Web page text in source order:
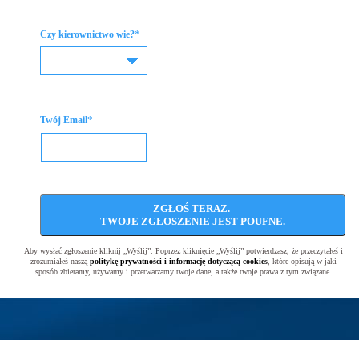
Czy kierownictwo wie?*
Twój Email*
ZGŁOŚ TERAZ.
TWOJE ZGŁOSZENIE JEST POUFNE.
Aby wysłać zgłoszenie kliknij „Wyślij”. Poprzez kliknięcie „Wyślij” potwierdzasz, że przeczytałeś i
zrozumiałeś naszą politykę prywatności i informację dotyczącą cookies , które opisują w jaki
sposób zbieramy, używamy i przetwarzamy twoje dane, a także twoje prawa z tym związane.